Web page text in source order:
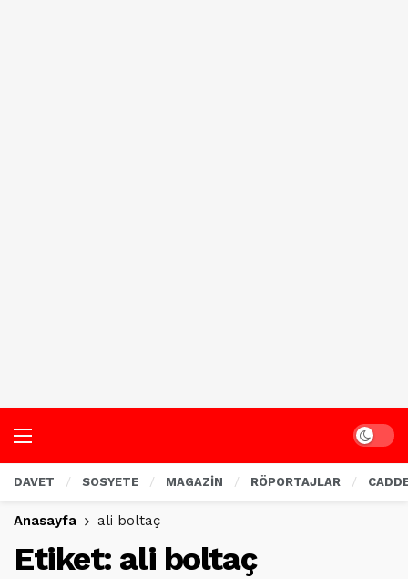
Dark
DAVET SOSYETE MAGAZİN RÖPORTAJLAR
Anasayfa ali boltaç
Etiket: ali boltaç